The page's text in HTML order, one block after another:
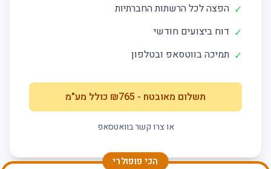
✓ הפצה לכל הרשתות החברתיות
✓ דוח ביצועים חודשי
✓ תמיכה בווטסאפ ובטלפון
תשלום מאובטח - ₪
765 כולל מע"מ
או צרו קשר בוואטסאפ
הכי פופולרי